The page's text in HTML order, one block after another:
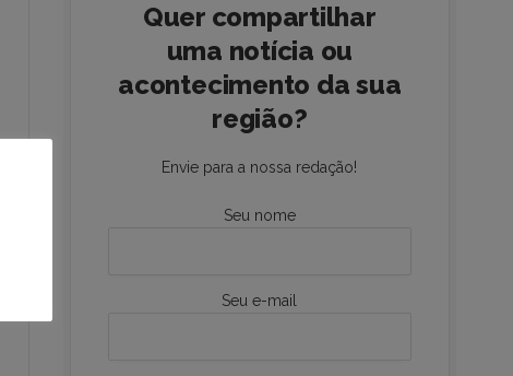
Quer compartilhar
uma notícia ou
acontecimento da sua
região?
Envie para a nossa redação!
Seu nome
Seu e-mail